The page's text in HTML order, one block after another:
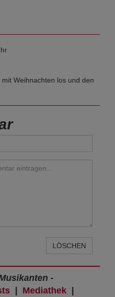
Weihnachten los und den
LÖSCHEN
-
| Mediathek|